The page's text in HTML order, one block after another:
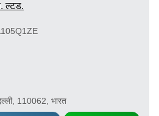
ल्टड.
110062, भारत